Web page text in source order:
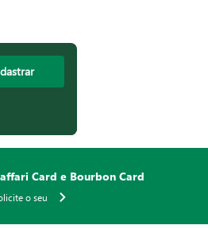
Card e Bourbon Card
o seu